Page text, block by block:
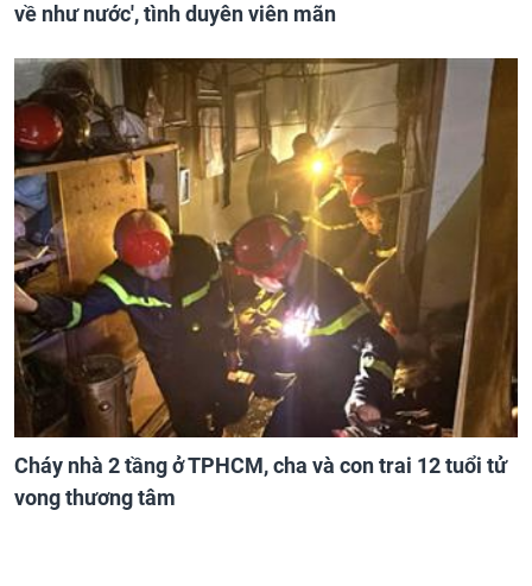
về như nước', tình duyên viên mãn
Cháy nhà 2 tầng ở TPHCM, cha và con trai 12 tuổi tử
vong thương tâm